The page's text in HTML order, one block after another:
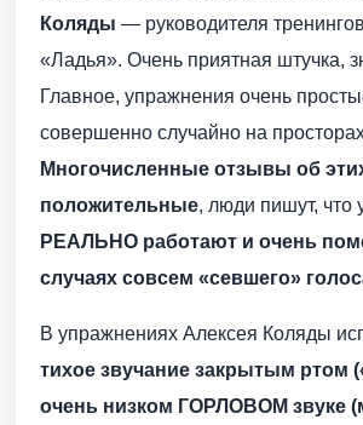
Коляды — руководителя
«Ладья». Очень приятная штучка,
Главное, упражнения очень
совершенно случайно на
Многочисленные отзывы об
положительные, люди пишут, что
РЕАЛЬНО работают и очень
случаях совсем «севшего»
В упражнениях Алексея Коляды
тихое звучание закрытым ртом
очень низком ГОРЛОВОМ звуке